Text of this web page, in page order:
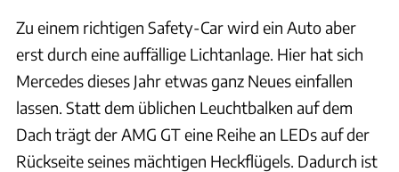
Zu einem richtigen Safety-Car wird ein Auto aber
erst durch eine auffällige Lichtanlage. Hier hat sich
Mercedes dieses Jahr etwas ganz Neues einfallen
lassen. Statt dem üblichen Leuchtbalken auf dem
Dach trägt der AMG GT eine Reihe an LEDs auf der
Rückseite seines mächtigen Heckflügels. Dadurch ist